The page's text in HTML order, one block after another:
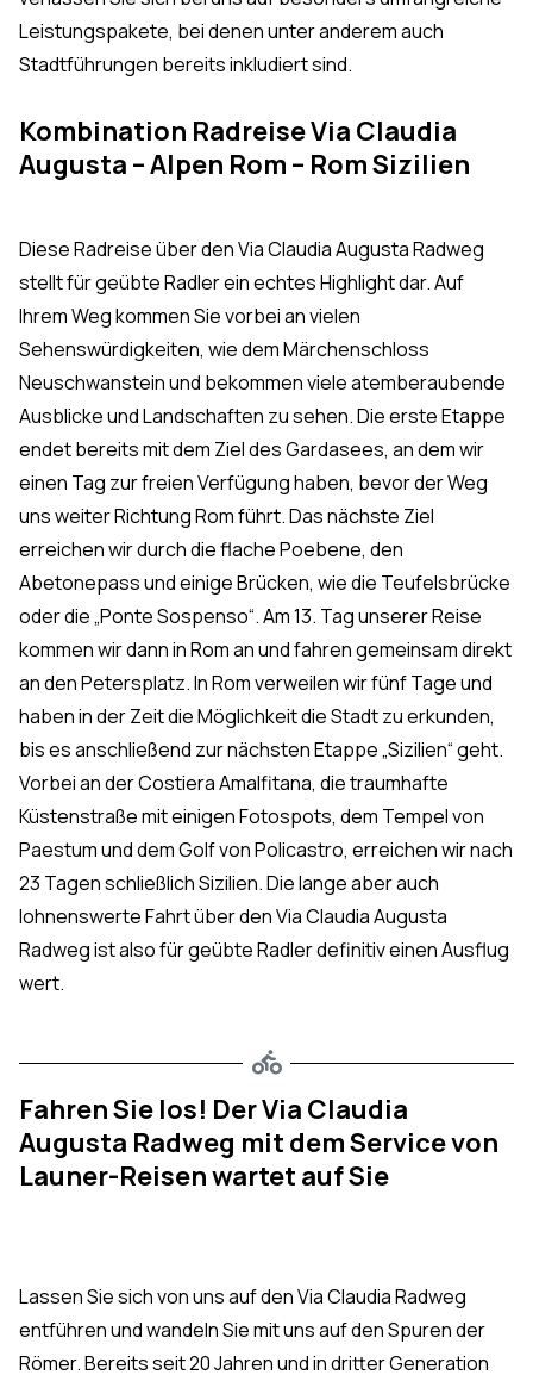
Leistungspakete, bei denen unter anderem auch
Stadtführungen bereits inkludiert sind.
Kombination Radreise Via Claudia
Augusta – Alpen Rom – Rom Sizilien
Diese Radreise über den Via Claudia Augusta Radweg
stellt für geübte Radler ein echtes Highlight dar. Auf
Ihrem Weg kommen Sie vorbei an vielen
Sehenswürdigkeiten, wie dem Märchenschloss
Neuschwanstein und bekommen viele atemberaubende
Ausblicke und Landschaften zu sehen. Die erste Etappe
endet bereits mit dem Ziel des Gardasees, an dem wir
einen Tag zur freien Verfügung haben, bevor der Weg
uns weiter Richtung Rom führt. Das nächste Ziel
erreichen wir durch die flache Poebene, den
Abetonepass und einige Brücken, wie die Teufelsbrücke
oder die „Ponte Sospenso“. Am 13. Tag unserer Reise
kommen wir dann in Rom an und fahren gemeinsam direkt
an den Petersplatz. In Rom verweilen wir fünf Tage und
haben in der Zeit die Möglichkeit die Stadt zu erkunden,
bis es anschließend zur nächsten Etappe „Sizilien“ geht.
Vorbei an der Costiera Amalfitana, die traumhafte
Küstenstraße mit einigen Fotospots, dem Tempel von
Paestum und dem Golf von Policastro, erreichen wir nach
23 Tagen schließlich Sizilien. Die lange aber auch
lohnenswerte Fahrt über den Via Claudia Augusta
Radweg ist also für geübte Radler definitiv einen Ausflug
wert.
Fahren Sie los! Der Via Claudia
Augusta Radweg mit dem Service von
Launer-Reisen wartet auf Sie
Lassen Sie sich von uns auf den Via Claudia Radweg
entführen und wandeln Sie mit uns auf den Spuren der
Römer. Bereits seit 20 Jahren und in dritter Generation